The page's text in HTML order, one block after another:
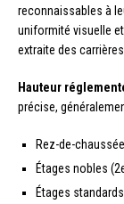
reconnaissables à
uniformité visuelle
extraite des
Hauteur
précise,
Rez-de-
Étages nobles
Étages standards